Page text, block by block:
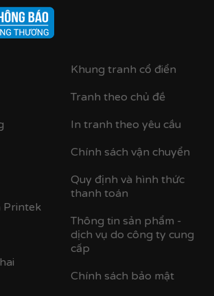
nhựa composite bản khung nhỏ
Printek
Khung tranh cổ điển
Tranh theo chủ đề
In tranh theo yêu cầu
Chính sách vận chuyển
Quy định và hình thức
thanh toán
Thông tin sản phẩm -
dịch vụ do công ty cung
cấp
Chính sách bảo mật